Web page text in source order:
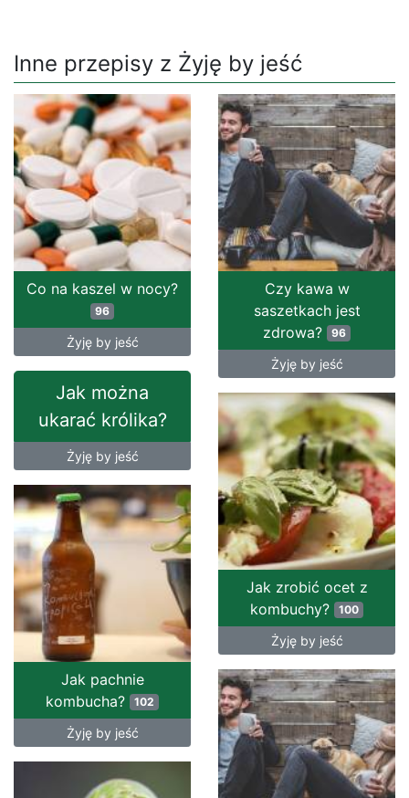
Inne przepisy z Żyję by jeść
Co na kaszel w nocy?
96
Żyję by jeść
Czy kawa w
saszetkach jest
zdrowa? 96
Żyję by jeść
Jak można
ukarać królika?
Żyję by jeść
Jak zrobić ocet z
kombuchy? 100
Żyję by jeść
Jak pachnie
kombucha? 102
Żyję by jeść